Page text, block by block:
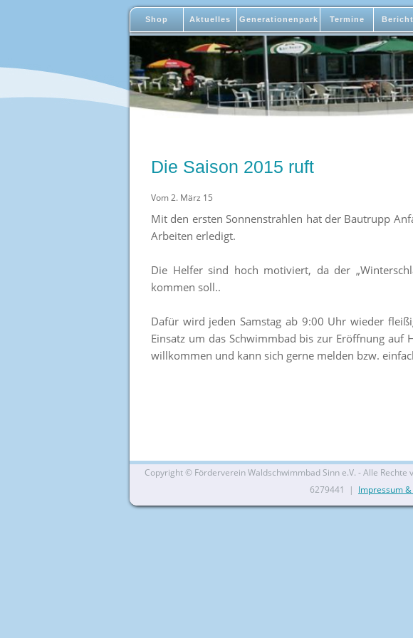
Shop Aktuelles Generationenpark Termine
Die Saison 2015 ruft
Vom 2. März 15
Mit den ersten Sonnenstrahlen hat der Bautrupp
Arbeiten erledigt.
Die Helfer sind hoch motiviert, da der
kommen soll..
Dafür wird jeden Samstag ab 9:00 Uhr wieder
Einsatz um das Schwimmbad bis zur Eröffnung auf
willkommen und kann sich gerne melden bzw.
Copyright © Förderverein Waldschwimmbad Sinn e.V. - Alle
6279441 | Impressum